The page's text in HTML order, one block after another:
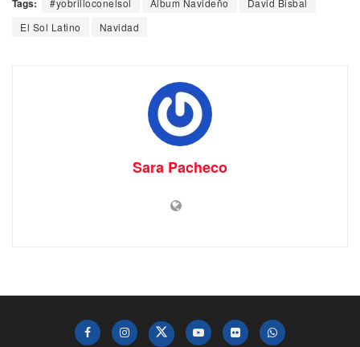
Tags: #yobrilloconelsol Álbum Navideño
David Bisbal
El Sol Latino
Navidad
Sara Pacheco